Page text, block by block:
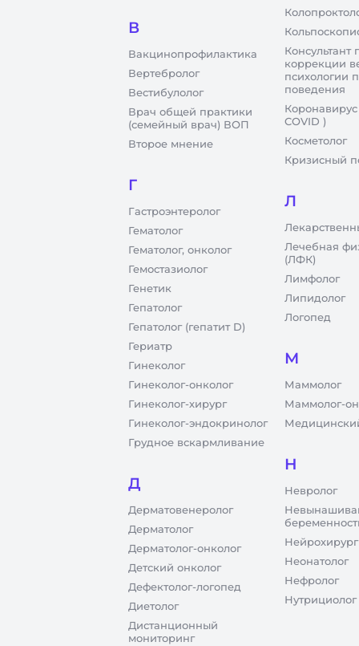
В
Вакцинопрофилактика
Вертебролог
Вестибулолог
Врач общей практики
(семейный врач) ВОП
Второе мнение
Г
Гастроэнтеролог
Гематолог
Гематолог, онколог
Гемостазиолог
Генетик
Гепатолог
Гепатолог (гепатит D)
Гериатр
Гинеколог
Гинеколог-онколог
Гинеколог-хирург
Гинеколог-эндокринолог
Грудное вскармливание
Д
Дерматовенеролог
Дерматолог
Дерматолог-онколог
Детский онколог
Дефектолог-логопед
Диетолог
Дистанционный
мониторинг
Консультант
коррекции
психологии
поведения
COVID )
Косметолог
Кризисный
Л
Лечебная
(ЛФК)
Лимфолог
Липидолог
Логопед
М
Маммолог
Маммолог-
Н
Невролог
Нейрохирург
Неонатолог
Нефролог
Нутрициолог